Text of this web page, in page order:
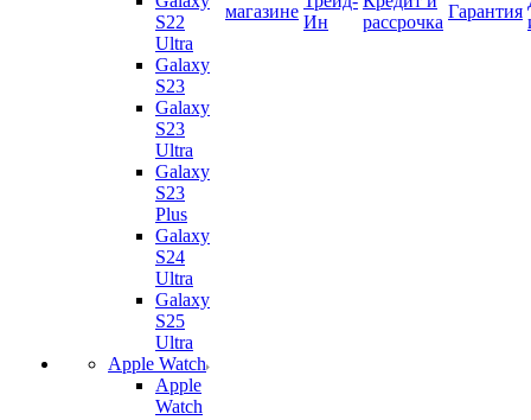
S22
Ultra
Galaxy
S23
Galaxy
S23
Ultra
Galaxy
S23
Plus
Galaxy
S24
Ultra
Galaxy
S25
Ultra
Apple Watch
Apple
Watch
магазине
Ин
рассрочка
Гарантия